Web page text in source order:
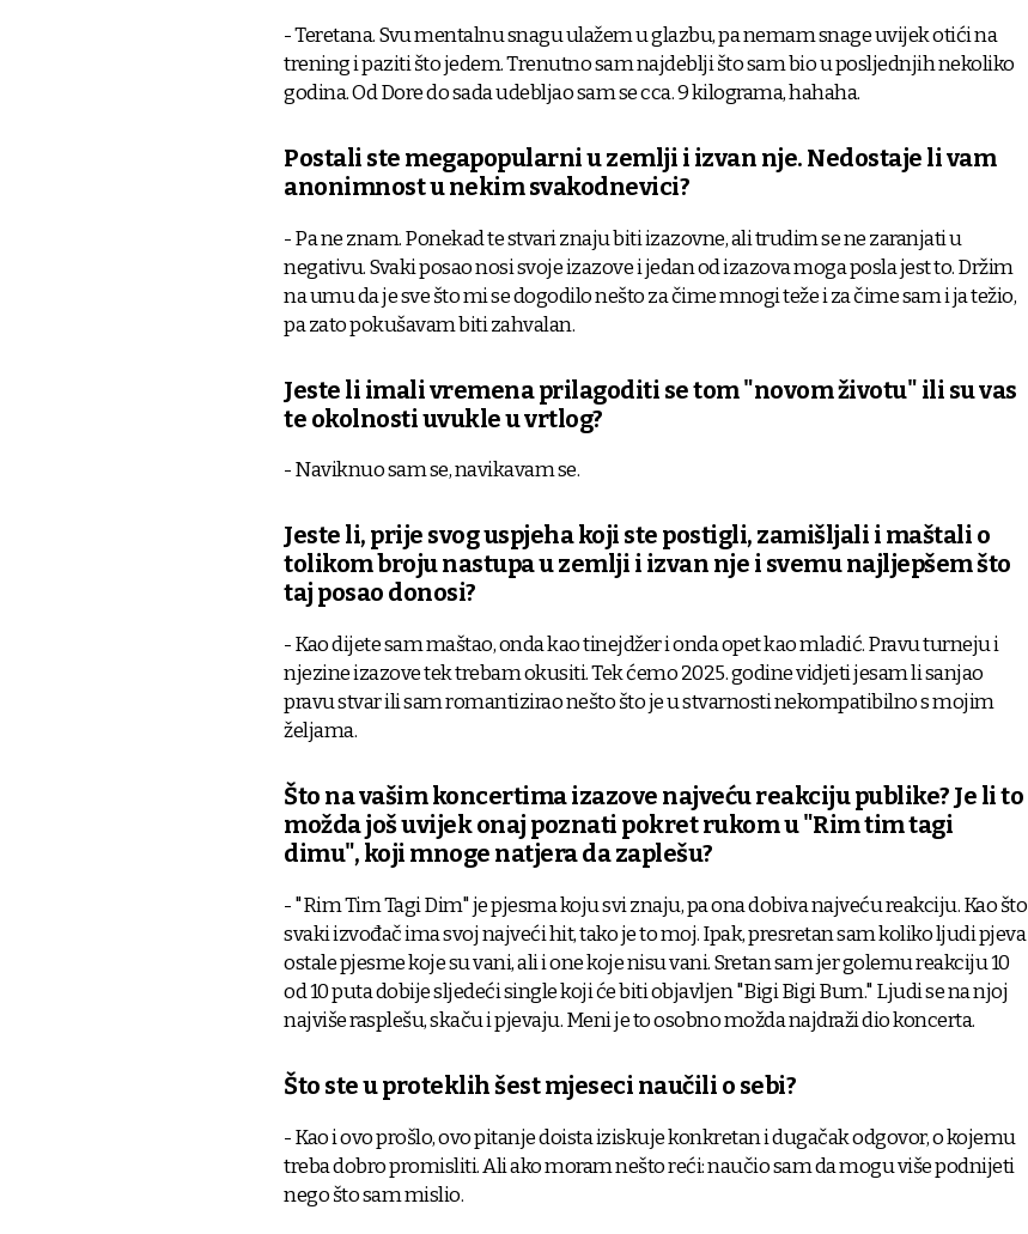
- Teretana. Svu mentalnu snagu ulažem u glazbu, pa nemam snage uvijek otići na
trening i paziti što jedem. Trenutno sam najdeblji što sam bio u posljednjih nekoliko
godina. Od Dore do sada udebljao sam se cca. 9 kilograma, hahaha.
Postali ste megapopularni u zemlji i izvan nje. Nedostaje li vam
anonimnost u nekim svakodnevici?
- Pa ne znam. Ponekad te stvari znaju biti izazovne, ali trudim se ne zaranjati u
negativu. Svaki posao nosi svoje izazove i jedan od izazova moga posla jest to. Držim
na umu da je sve što mi se dogodilo nešto za čime mnogi teže i za čime sam i ja težio,
pa zato pokušavam biti zahvalan.
Jeste li imali vremena prilagoditi se tom "novom životu" ili su vas
te okolnosti uvukle u vrtlog?
- Naviknuo sam se, navikavam se.
Jeste li, prije svog uspjeha koji ste postigli, zamišljali i maštali o
tolikom broju nastupa u zemlji i izvan nje i svemu najljepšem što
taj posao donosi?
- Kao dijete sam maštao, onda kao tinejdžer i onda opet kao mladić. Pravu turneju i
njezine izazove tek trebam okusiti. Tek ćemo 2025. godine vidjeti jesam li sanjao
pravu stvar ili sam romantizirao nešto što je u stvarnosti nekompatibilno s mojim
željama.
Što na vašim koncertima izazove najveću reakciju publike? Je li to
možda još uvijek onaj poznati pokret rukom u "Rim tim tagi
dimu", koji mnoge natjera da zaplešu?
- "Rim Tim Tagi Dim" je pjesma koju svi znaju, pa ona dobiva najveću reakciju. Kao što
svaki izvođač ima svoj najveći hit, tako je to moj. Ipak, presretan sam koliko ljudi pjeva
ostale pjesme koje su vani, ali i one koje nisu vani. Sretan sam jer golemu reakciju 10
od 10 puta dobije sljedeći single koji će biti objavljen "Bigi Bigi Bum." Ljudi se na njoj
najviše rasplešu, skaču i pjevaju. Meni je to osobno možda najdraži dio koncerta.
Što ste u proteklih šest mjeseci naučili o sebi?
- Kao i ovo prošlo, ovo pitanje doista iziskuje konkretan i dugačak odgovor, o kojemu
treba dobro promisliti. Ali ako moram nešto reći: naučio sam da mogu više podnijeti
nego što sam mislio.